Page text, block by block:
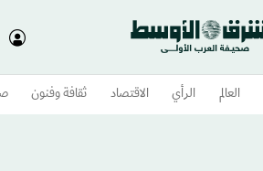
العالم الرأي الاقتصاد ثقافة وفنون